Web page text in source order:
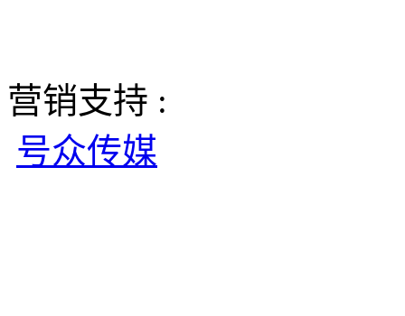
营销支持 :
号众传媒